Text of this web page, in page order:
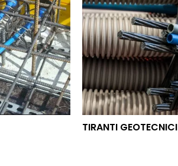
TIRANTI GEOTECNICI